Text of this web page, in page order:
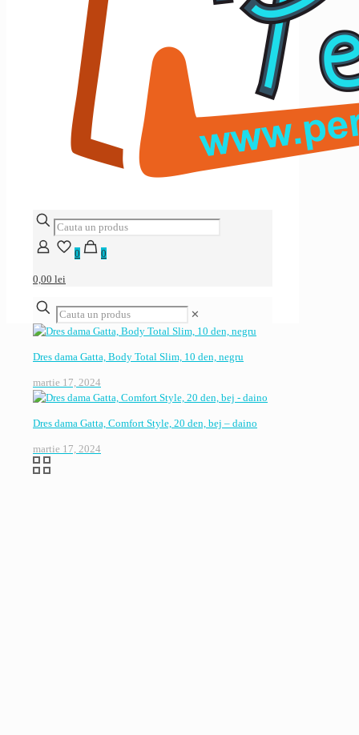
0 0
0,00 lei
✕
Dres dama Gatta, Body Total Slim, 10 den, negru
martie 17, 2024
Dres dama Gatta, Comfort Style, 20 den, bej – daino
martie 17, 2024